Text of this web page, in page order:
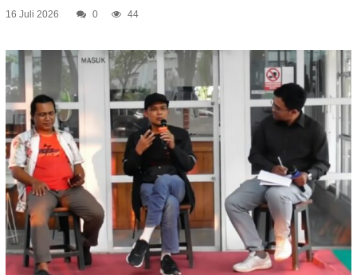
16 Juli 2026 0 44